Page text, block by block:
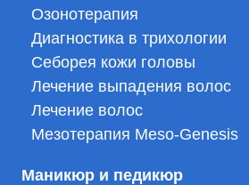
Озонотерапия
Диагностика в трихологии
Себорея кожи головы
Лечение выпадения волос
Лечение волос
Мезотерапия Meso-Genesis
Маникюр и педикюр